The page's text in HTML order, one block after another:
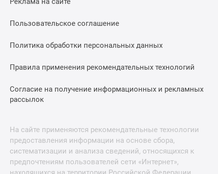
Пользовательское соглашение
Политика обработки персональных данных
Правила применения рекомендательных технологий
Согласие на получение информационных и рекламных
рассылок
На сайте применяются рекомендательные технологии
предоставления информации на основе сбора,
систематизации и анализа сведений, относящихся к
предпочтениям пользователей сети «Интернет»,